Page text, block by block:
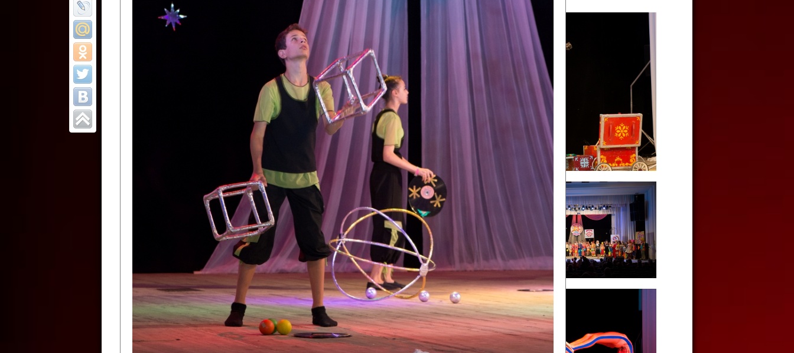
Все отчеты
Финал Республиканского фестиваля
цирковых коллективов "Созвездие
Приднестровского цирка"
Образцовый эстрадно-цирковой коллектив «Ровесник» Дом культуры с.
Протягайловка, г. Бендеры , руководитель Рогожинер Светлана Георгиевна
Народный цирковой клоунский коллектив «Шари-вари» МУ «Культурно-
досуговый центр «Шелковик» г.Бендеры, руководители Отличные работники
культуры Приднестровской Молдавской Республики Алёна Александровна и
Народный цирковой коллектив «Энтузиасты» Дома культуры с. Делакеу,
Григориопольского района, руководитель Отличный работник культуры
Приднестровской Молдавской Республики Пётр Петрович Дижмару;
Народный цирковой коллектив «Сперанца» Дома культуры посёлка Красное,
Слободзейского района, руководитель Отличный работник культуры
Приднестровской Молдавской Республики Анжела Владимировна
Казавчинская;
Образцовый эстрадно-цирковой коллектив «Алегро» Дома детско –юношеского
творчества с. Чобручи, Слободзейского района, руководитель Хачатурян Юрий
Владимирович;
Образцовый цирковой коллектив «Радуга» Городской дворец культуры г.